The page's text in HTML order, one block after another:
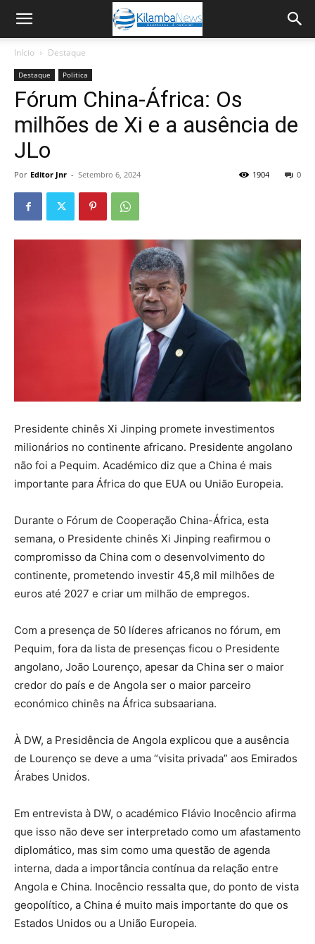
Início Destaque
Destaque Politica
Fórum China-África: Os
milhões de Xi e a ausência de
JLo
Por Editor Jnr - Setembro 6, 2024 0
1904
Presidente chinês Xi Jinping promete investimentos
milionários no continente africano. Presidente angolano
não foi a Pequim. Académico diz que a China é mais
importante para África do que EUA ou União Europeia.
Durante o Fórum de Cooperação China-África, esta
semana, o Presidente chinês Xi Jinping reafirmou o
compromisso da China com o desenvolvimento do
continente, prometendo investir 45,8 mil milhões de
euros até 2027 e criar um milhão de empregos.
Com a presença de 50 líderes africanos no fórum, em
Pequim, fora da lista de presenças ficou o Presidente
angolano, João Lourenço, apesar da China ser o maior
credor do país e de Angola ser o maior parceiro
económico chinês na África subsaariana.
À DW, a Presidência de Angola explicou que a ausência
de Lourenço se deve a uma “visita privada” aos Emirados
Árabes Unidos.
Em entrevista à DW, o académico Flávio Inocêncio afirma
que isso não deve ser interpretado como um afastamento
diplomático, mas sim como uma questão de agenda
interna, dada a importância contínua da relação entre
Angola e China. Inocêncio ressalta que, do ponto de vista
geopolítico, a China é muito mais importante do que os
Estados Unidos ou a União Europeia.